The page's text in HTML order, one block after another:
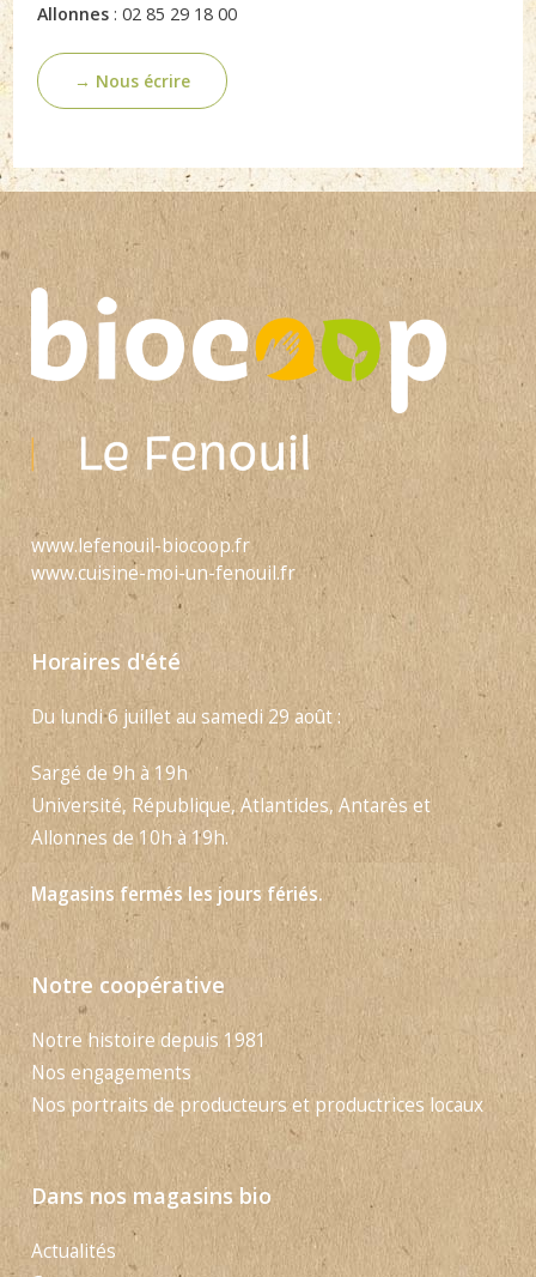
Allonnes : 02 85 29 18 00
→ Nous écrire
www.lefenouil-biocoop.fr
www.cuisine-moi-un-fenouil.fr
Horaires d'été
Du lundi 6 juillet au samedi 29 août :
Sargé de 9h à 19h
Université, République, Atlantides, Antarès et
Allonnes de 10h à 19h.
Magasins fermés les jours fériés.
Notre coopérative
Notre histoire depuis 1981
Nos engagements
Nos portraits de producteurs et productrices locaux
Dans nos magasins bio
Actualités